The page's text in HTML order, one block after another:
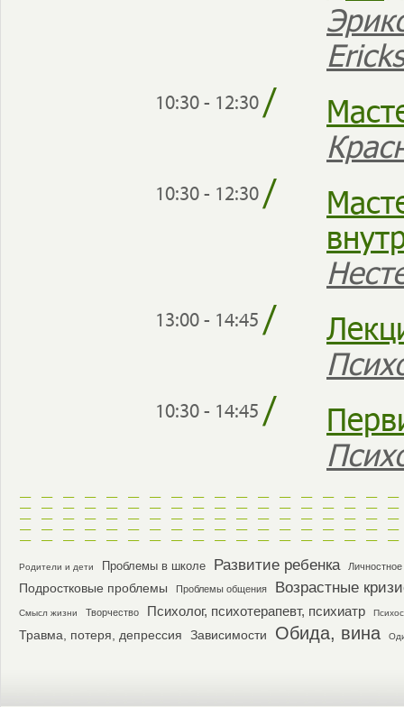
10:30 - 12:30/
10:30 - 12:30/
13:00 - 14:45 /
10:30 - 14:45 /
Родители и дети Проблемы в школе Развитие ребенка
Подростковые проблемы Проблемы общения Возрастные
Смысл жизни Творчество Психолог, психотерапевт, психиатр
Травма, потеря, депрессия Зависимости Обида, вина